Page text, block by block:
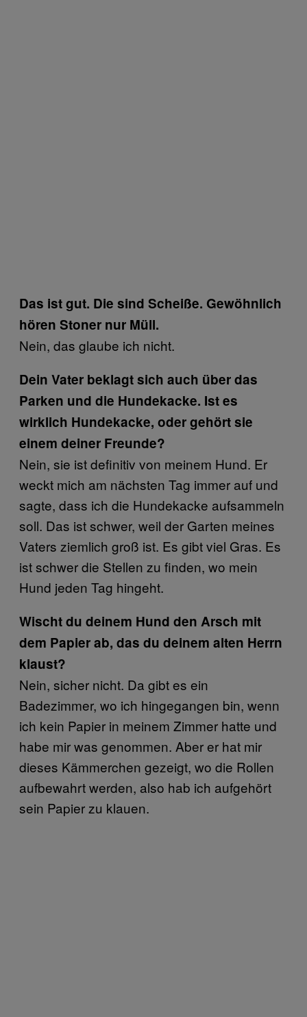
Das ist gut. Die sind Scheiße. Gewöhnlich
hören Stoner nur Müll.
Nein, das glaube ich nicht.
Dein Vater beklagt sich auch über das
Parken und die Hundekacke. Ist es
wirklich Hundekacke, oder gehört sie
einem deiner Freunde?
Nein, sie ist definitiv von meinem Hund. Er
weckt mich am nächsten Tag immer auf und
sagte, dass ich die Hundekacke aufsammeln
soll. Das ist schwer, weil der Garten meines
Vaters ziemlich groß ist. Es gibt viel Gras. Es
ist schwer die Stellen zu finden, wo mein
Hund jeden Tag hingeht.
Wischt du deinem Hund den Arsch mit
dem Papier ab, das du deinem alten Herrn
klaust?
Nein, sicher nicht. Da gibt es ein
Badezimmer, wo ich hingegangen bin, wenn
ich kein Papier in meinem Zimmer hatte und
habe mir was genommen. Aber er hat mir
dieses Kämmerchen gezeigt, wo die Rollen
aufbewahrt werden, also hab ich aufgehört
sein Papier zu klauen.